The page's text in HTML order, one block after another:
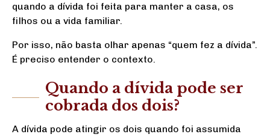
quando a dívida foi feita para manter a casa, os
filhos ou a vida familiar.
Por isso, não basta olhar apenas “quem fez a dívida”.
É preciso entender o contexto.
Quando a dívida pode ser
cobrada dos dois?
A dívida pode atingir os dois quando foi assumida